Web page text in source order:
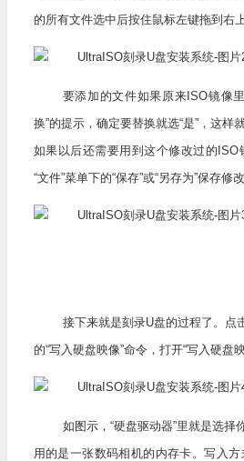
的所有文件选中后按住鼠标左键拖到右
要添加的文件如果原来ISO镜像
换”的提示，确定要替换就选“是”，这样
如果以后还需要用到这个修改过的
“文件”菜单下的“保存”或“另存为”保存修
接下来就是刻录U盘的过程了。点
的“写入硬盘映像”命令，打开“写入硬盘映
如图示，“硬盘驱动器”里就是选择
用的是一张数码相机的内存卡。写入